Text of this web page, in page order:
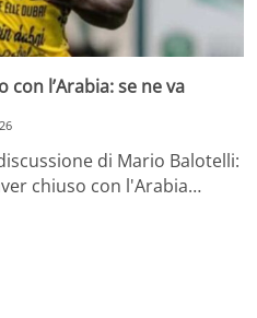
con l’Arabia: se ne va
di Mario Balotelli:
chiuso con l'Arabia…